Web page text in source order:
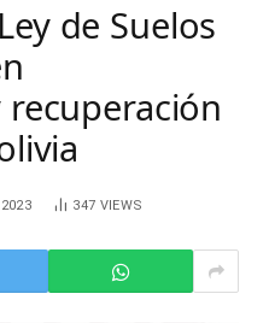
de Suelos
347 VIEWS